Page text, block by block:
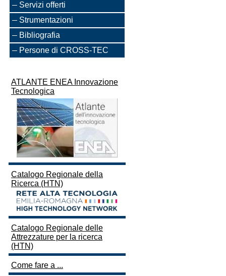
Servizi offerti
Strumentazioni
Bibliografia
Persone di CROSS-TEC
ATLANTE ENEA Innovazione
Tecnologica
Catalogo Regionale della
Ricerca (HTN)
Catalogo Regionale delle
Attrezzature per la ricerca
(HTN)
Come fare a ...